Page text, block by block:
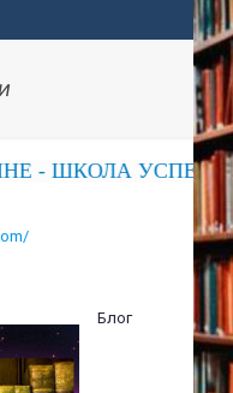
- ШКОЛА УСПЕХА
Блог